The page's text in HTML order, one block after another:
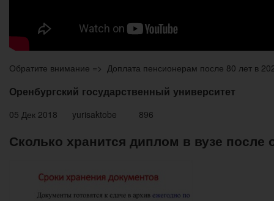
Обратите внимание => Доплата пенсионерам после 80 лет в
Оренбургский государственный университет
05 Дек 2018 yurisaktobe 896
Сколько хранится диплом в вузе после